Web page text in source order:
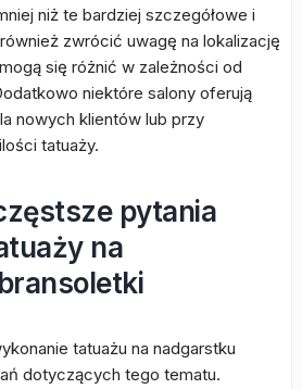
niż te bardziej szczegółowe i
zwrócić uwagę na lokalizację
się różnić w zależności od
niektóre salony oferują
nowych klientów lub przy
tatuaży.
pytania
na
tatuażu na nadgarstku
dotyczących tego tematu.